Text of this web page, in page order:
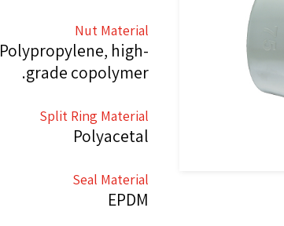
Nut Material
Polypropylene, high-
grade copolymer.
Split Ring Material
Polyacetal
Seal Material
EPDM